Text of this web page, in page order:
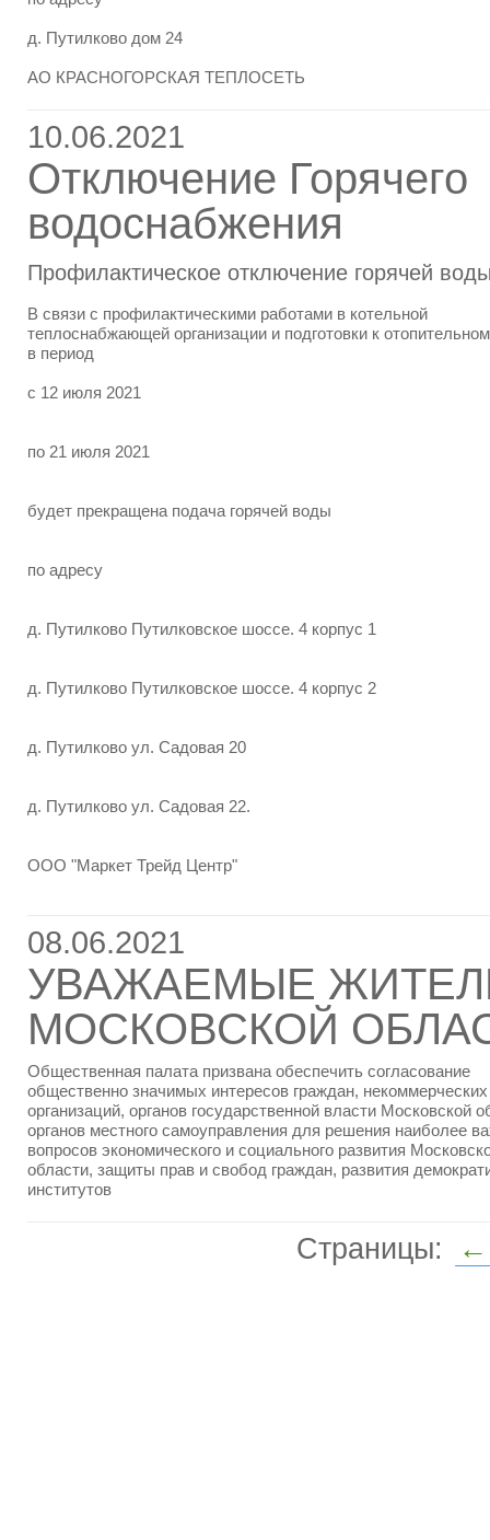
д. Путилково дом 24
АО КРАСНОГОРСКАЯ ТЕПЛОСЕТЬ
10.06.2021
Отключение Горячего
водоснабжения
Профилактическое отключение горячей
В связи с профилактическими работами в котельной
теплоснабжающей организации и подготовки к
в период
с 12 июля 2021
по 21 июля 2021
будет прекращена подача горячей воды
по адресу
д. Путилково Путилковское шоссе. 4 корпус 1
д. Путилково Путилковское шоссе. 4 корпус 2
д. Путилково ул. Садовая 20
д. Путилково ул. Садовая 22.
ООО "Маркет Трейд Центр"
08.06.2021
УВАЖАЕМЫЕ
МОСКОВСКОЙ
Общественная палата призвана обеспечить согласование
общественно значимых интересов граждан, некоммерческих
организаций, органов государственной власти Московской
органов местного самоуправления для решения наиболее
вопросов экономического и социального развития
области, защиты прав и свобод граждан, развития
институтов
Страницы: ←